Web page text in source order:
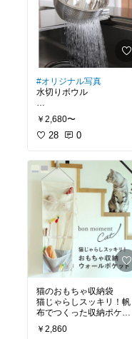
品もしっかり密封✨
マグネット付きで冷蔵庫
にピタッと収納OK
コンパクトで場所を取ら
ず、サッと使えるのも◎
#オリジナル写真
水切りボウル
洗うから水切りまでこれ
1つ！
ボウルとザルが一体にな
お米や野菜の水切り、湯
切りにも使えて本当に便
利
パンチング加工だから
お米もこぼれにくく、詰
まりにくい◎
Sサイズ愛用
￥2,680〜
28 0
猫のおもちゃ収納袋
猫じゃらしスッキリ！帆
布でつくった収納ポケッ
ト
￥2,860